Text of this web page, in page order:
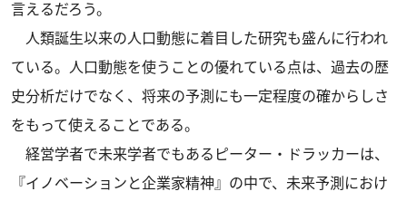
言えるだろう。
人類誕生以来の人口動態に着目した研究も盛んに行われ
ている。人口動態を使うことの優れている点は、過去の歴
史分析だけでなく、将来の予測にも一定程度の確からしさ
をもって使えることである。
経営学者で未来学者でもあるピーター・ドラッカーは、
『イノベーションと企業家精神』の中で、未来予測におけ